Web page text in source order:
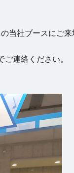
当社ブースにご来
連絡ください。